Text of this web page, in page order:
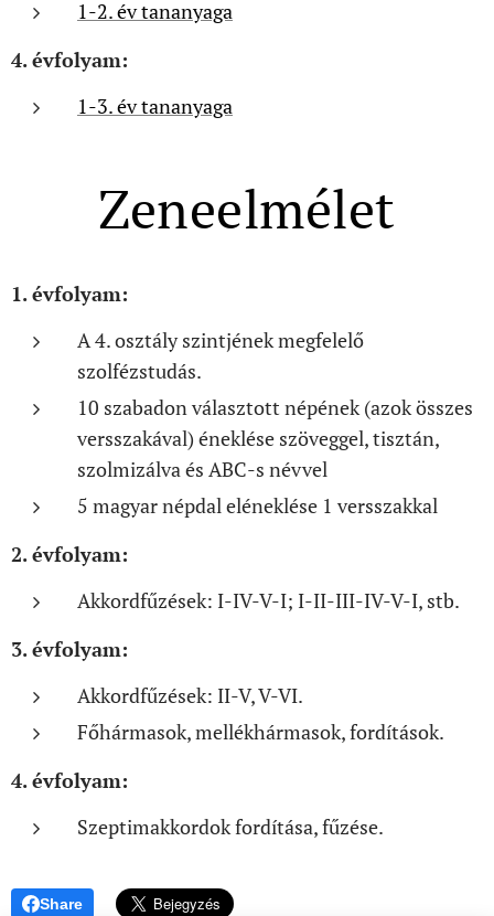
1-2. év tananyaga
4. évfolyam:
1-3. év tananyaga
Zeneelmélet
1. évfolyam:
A 4. osztály szintjének megfelelő
szolfézstudás.
10 szabadon választott népének (azok összes
versszakával) éneklése szöveggel, tisztán,
szolmizálva és ABC-s névvel
5 magyar népdal eléneklése 1 versszakkal
2. évfolyam:
Akkordfűzések: I-IV-V-I; I-II-III-IV-V-I, stb.
3. évfolyam:
Akkordfűzések: II-V, V-VI.
Főhármasok, mellékhármasok, fordítások.
4. évfolyam:
Szeptimakkordok fordítása, fűzése.
Share